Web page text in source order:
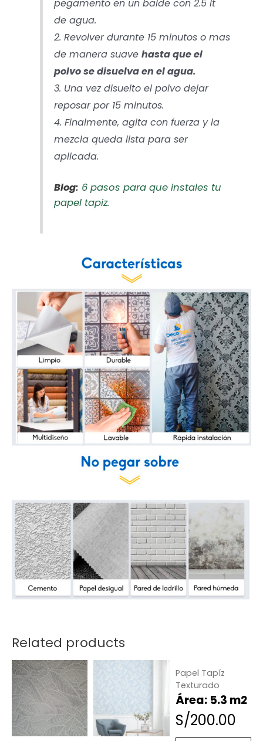
pegamento en un balde con 2.5 lt
de agua.
2. Revolver durante 15 minutos o mas
de manera suavehasta que el
polvo se disuelva en el agua.
3. Una vez disuelto el polvo dejar
reposar por 15 minutos.
4. Finalmente, agita con fuerza y la
mezcla queda lista para ser
aplicada.
Blog: 6 pasos para que instales tu
papel tapiz.
Related products
Papel Tapíz
Texturado
Área: 5.3 m2
S/200.00